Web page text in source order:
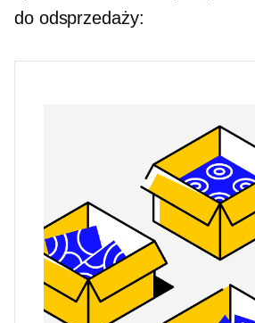
do odsprzedaży: